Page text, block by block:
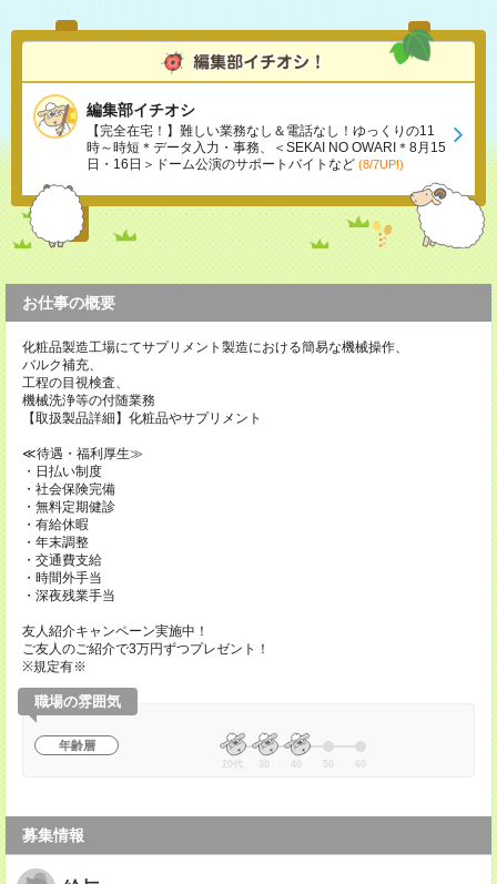
編集部イチオシ
【完全在宅！】難しい業務なし＆電話なし！ゆっくりの11
時～時短＊データ入力・事務、＜SEKAI NO OWARI＊8月15
日・16日＞ドーム公演のサポートバイトなど (8/7UP!)
お仕事の概要
化粧品製造工場にてサプリメント製造における簡易な機械操作、
バルク補充、
工程の目視検査、
機械洗浄等の付随業務
【取扱製品詳細】化粧品やサプリメント
≪待遇・福利厚生≫
・日払い制度
・社会保険完備
・無料定期健診
・有給休暇
・年末調整
・交通費支給
・時間外手当
・深夜残業手当
友人紹介キャンペーン実施中！
ご友人のご紹介で3万円ずつプレゼント！
※規定有※
職場の雰囲気
年齢層
20代 30 40 50 60
募集情報